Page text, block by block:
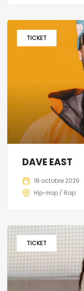
TICKET
DAVE EAST
18 octobre 2026
Hip-Hop / Rap
TICKET